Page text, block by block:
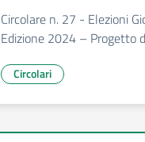
Circolare n. 27 - Elezioni
Edizione 2024 – Progetto
Circolari